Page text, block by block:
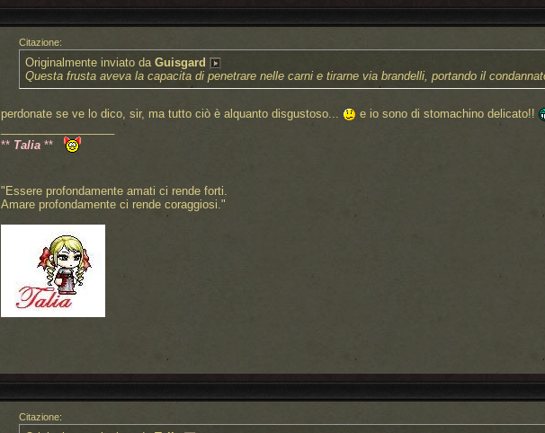
Citazione:
Originalmente inviato da Guisgard
Questa frusta aveva la capacita di penetrare nelle carni e tirarne via brandelli, portando il
perdonate se ve lo dico, sir, ma tutto ciò è alquanto disgustoso...
e io sono di stomachino delicato!!
** Talia **
"Essere profondamente amati ci rende forti.
Amare profondamente ci rende coraggiosi."
Citazione: